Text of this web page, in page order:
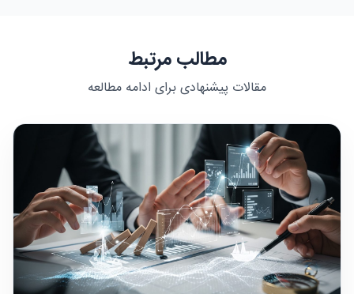
مطالب مرتبط
مقالات پیشنهادی برای ادامه مطالعه